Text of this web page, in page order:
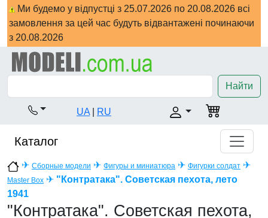
Ми будемо у відпустці з 25.07.2026 по 20.08.2026 всі
замовлення за цей час будуть відвантажені починаючи
з 20.08.2026
Найти
UA RU
Каталог
✈ Сборные модели ✈ Фигуры и миниатюра ✈ Фигурки солдат ✈
Master Box ✈ "Контратака". Советская пехота, лето
1941
"Контратака". Советская пехота,